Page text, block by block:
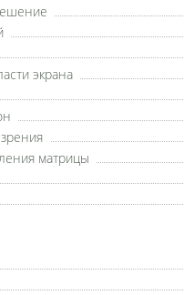
экрана
матрицы